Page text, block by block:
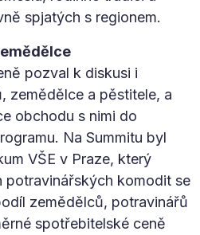
spjatých s regionem.
pozval k diskusi i
zemědělce a pěstitele, a
obchodu s nimi do
Na Summitu byl
VŠE v Praze, který
potravinářských komodit se
zemědělců, potravinářů
spotřebitelské ceně